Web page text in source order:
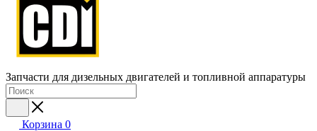
Запчасти для дизельных двигателей и топливной аппаратуры
Корзина 0